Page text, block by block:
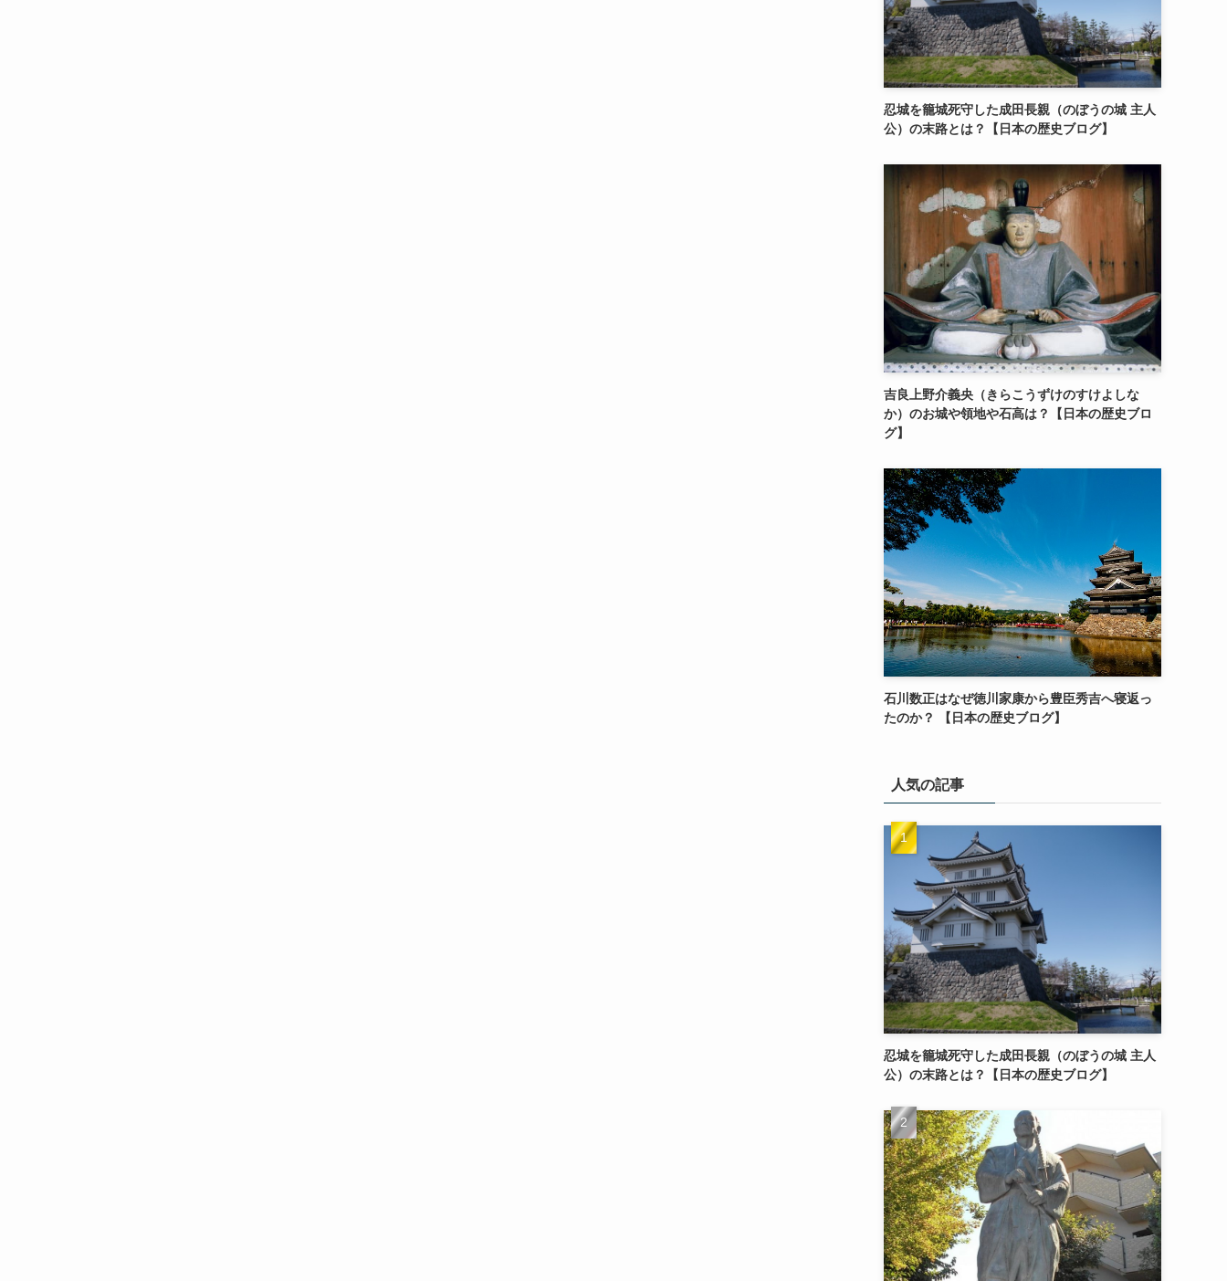
忍城を籠城死守した成田長親（のぼうの城 主人
公）の末路とは？【日本の歴史ブログ】
吉良上野介義央（きらこうずけのすけよしな
か）のお城や領地や石高は？【日本の歴史ブロ
グ】
石川数正はなぜ徳川家康から豊臣秀吉へ寝返っ
たのか？ 【日本の歴史ブログ】
人気の記事
忍城を籠城死守した成田長親（のぼうの城 主人
公）の末路とは？【日本の歴史ブログ】